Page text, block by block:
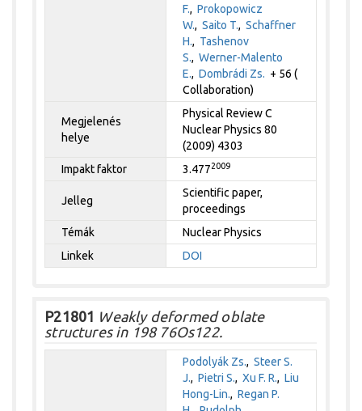
F.,Prokopowicz
W.,Saito T.,Schaffner
H., Tashenov
S.,Werner-Malento
E.,Dombrádi Zs. + 56 (
Collaboration)
Megjelenés
helye
Physical Review C
Nuclear Physics 80
(2009) 4303
Impakt faktor
3.4772009
Jelleg
Scientific paper,
proceedings
Témák
Nuclear Physics
Linkek
DOI
P21801 Weakly deformed oblate
structures in 198 76Os122.
Podolyák Zs.,Steer S.
J.,Pietri S.,Xu F. R.,Liu
Hong-Lin.,Regan P.